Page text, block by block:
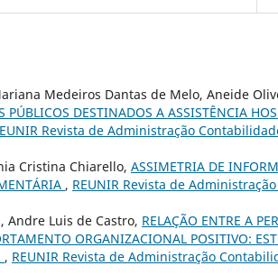
Medeiros Dantas de Melo, Aneide
PÚBLICOS DESTINADOS A ASSISTÊNCIA
Revista de Administração
Cristina Chiarello, ASSIMETRIA DE
, REUNIR Revista de
Andre Luis de Castro, RELAÇÃO ENTRE A
ORGANIZACIONAL POSITIVO:
, REUNIR Revista de Administração